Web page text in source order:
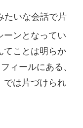
たいな会話で片
ーンとなってい
てことは明らか
ィールにある、
では片づけられ